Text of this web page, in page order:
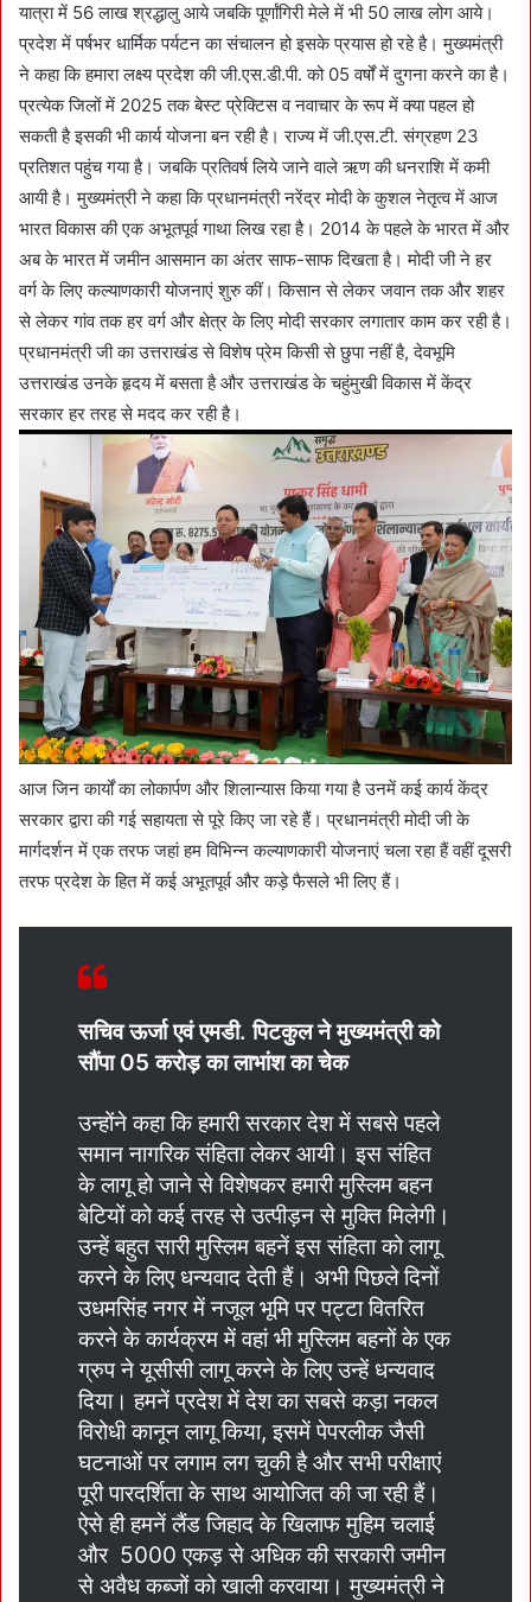
यात्रा में 56 लाख श्रद्धालु आये जबकि पूर्णांगिरी मेले में भी 50 लाख लोग आये।
प्रदेश में पर्षभर धार्मिक पर्यटन का संचालन हो इसके प्रयास हो रहे है। मुख्यमंत्री
ने कहा कि हमारा लक्ष्य प्रदेश की जी.एस.डी.पी. को 05 वर्षों में दुगना करने का है।
प्रत्येक जिलों में 2025 तक बेस्ट प्रेक्टिस व नवाचार के रूप में क्या पहल हो
सकती है इसकी भी कार्य योजना बन रही है। राज्य में जी.एस.टी. संग्रहण 23
प्रतिशत पहुंच गया है। जबकि प्रतिवर्ष लिये जाने वाले ऋण की धनराशि में कमी
आयी है। मुख्यमंत्री ने कहा कि प्रधानमंत्री नरेंद्र मोदी के कुशल नेतृत्व में आज
भारत विकास की एक अभूतपूर्व गाथा लिख रहा है। 2014 के पहले के भारत में और
अब के भारत में जमीन आसमान का अंतर साफ-साफ दिखता है। मोदी जी ने हर
वर्ग के लिए कल्याणकारी योजनाएं शुरु कीं। किसान से लेकर जवान तक और शहर
से लेकर गांव तक हर वर्ग और क्षेत्र के लिए मोदी सरकार लगातार काम कर रही है।
प्रधानमंत्री जी का उत्तराखंड से विशेष प्रेम किसी से छुपा नहीं है, देवभूमि
उत्तराखंड उनके हृदय में बसता है और उत्तराखंड के चहुंमुखी विकास में केंद्र
सरकार हर तरह से मदद कर रही है।
आज जिन कार्यों का लोकार्पण और शिलान्यास किया गया है उनमें कई कार्य केंद्र
सरकार द्वारा की गई सहायता से पूरे किए जा रहे हैं। प्रधानमंत्री मोदी जी के
मार्गदर्शन में एक तरफ जहां हम विभिन्न कल्याणकारी योजनाएं चला रहा हैं वहीं दूसरी
तरफ प्रदेश के हित में कई अभूतपूर्व और कड़े फैसले भी लिए हैं।
सचिव ऊर्जा एवं एमडी. पिटकुल ने मुख्यमंत्री को
सौंपा 05 करोड़ का लाभांश का चेक
उन्होंने कहा कि हमारी सरकार देश में सबसे पहले
समान नागरिक संहिता लेकर आयी। इस संहित
के लागू हो जाने से विशेषकर हमारी मुस्लिम बहन
बेटियों को कई तरह से उत्पीड़न से मुक्ति मिलेगी।
उन्हें बहुत सारी मुस्लिम बहनें इस संहिता को लागू
करने के लिए धन्यवाद देती हैं। अभी पिछले दिनों
उधमसिंह नगर में नजूल भूमि पर पट्टा वितरित
करने के कार्यक्रम में वहां भी मुस्लिम बहनों के एक
ग्रुप ने यूसीसी लागू करने के लिए उन्हें धन्यवाद
दिया। हमनें प्रदेश में देश का सबसे कड़ा नकल
विरोधी कानून लागू किया, इसमें पेपरलीक जैसी
घटनाओं पर लगाम लग चुकी है और सभी परीक्षाएं
पूरी पारदर्शिता के साथ आयोजित की जा रही हैं।
ऐसे ही हमनें लैंड जिहाद के खिलाफ मुहिम चलाई
और 5000 एकड़ से अधिक की सरकारी जमीन
से अवैध कब्जों को खाली करवाया। मुख्यमंत्री ने